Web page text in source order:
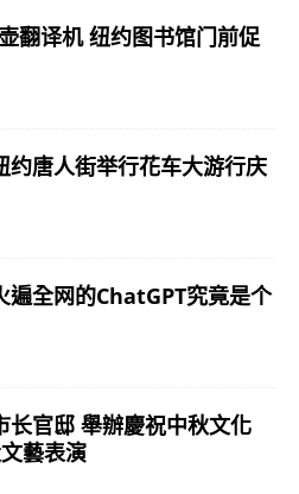
翻译机 纽约图书馆门前促
约唐人街举行花车大游行庆
遍全网的ChatGPT究竟是个
长官邸 舉辦慶祝中秋文化
藝表演